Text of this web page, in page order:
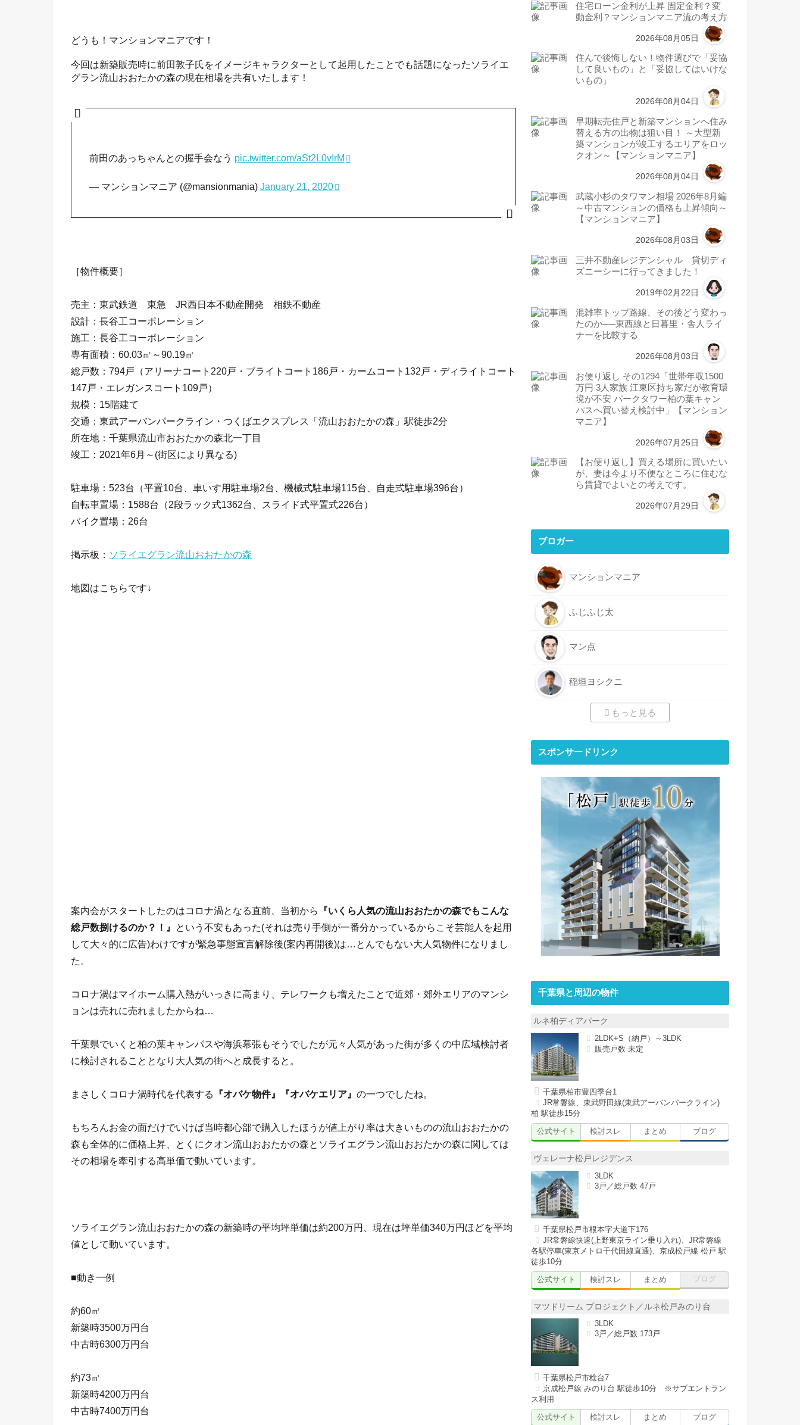
どうも！マンションマニアです！
今回は新築販売時に前田敦子氏をイメージキャラクターとして起用したことでも話題になったソライエ
グラン流山おおたかの森の現在相場を共有いたします！
前田のあっちゃんとの握手会なう pic.twitter.com/aSt2L0vIrM
— マンションマニア (@mansionmania) January 21, 2020
［物件概要］
売主：東武鉄道 東急 JR西日本不動産開発 相鉄不動産
設計：長谷工コーポレーション
施工：長谷工コーポレーション
専有面積：60.03㎡～90.19㎡
総戸数：794戸（アリーナコート220戸・ブライトコート186戸・カームコート132戸・ディライトコート
147戸・エレガンスコート109戸）
規模：15階建て
交通：東武アーバンパークライン・つくばエクスプレス「流山おおたかの森」駅徒歩2分
所在地：千葉県流山市おおたかの森北一丁目
竣工：2021年6月～(街区により異なる)
駐車場：523台（平置10台、車いす用駐車場2台、機械式駐車場115台、自走式駐車場396台）
自転車置場：1588台（2段ラック式1362台、スライド式平置式226台）
バイク置場：26台
掲示板： ソライエグラン流山おおたかの森
地図はこちらです↓
案内会がスタートしたのはコロナ渦となる直前、当初から
『いくら人気の流山おおたかの森でもこんな
総戸数捌けるのか？！』
という不安もあった(それは売り手側が一番分かっているからこそ芸能人を起用
して大々的に広告)わけですが緊急事態宣言解除後(案内再開後)は…とんでもない大人気物件になりまし
た。
コロナ渦はマイホーム購入熱がいっきに高まり、テレワークも増えたことで近郊・郊外エリアのマンシ
ョンは売れに売れましたからね…
千葉県でいくと柏の葉キャンパスや海浜幕張もそうでしたが元々人気があった街が多くの中広域検討者
に検討されることとなり大人気の街へと成長すると。
まさしくコロナ渦時代を代表する 『オバケ物件』『オバケエリア』 の一つでしたね。
もちろんお金の面だけでいけば当時都心部で購入したほうが値上がり率は大きいものの流山おおたかの
森も全体的に価格上昇、とくにクオン流山おおたかの森とソライエグラン流山おおたかの森に関しては
その相場を牽引する高単価で動いています。
ソライエグラン流山おおたかの森の新築時の平均坪単価は約200万円、現在は坪単価340万円ほどを平均
値として動いています。
■動き一例
約60㎡
新築時3500万円台
中古時6300万円台
約73㎡
新築時4200万円台
中古時7400万円台
住宅ローン金利が上昇 固定金利？変
動金利？マンションマニア流の考え方
2026年08月05日
住んで後悔しない！物件選びで「妥協
して良いもの」と「妥協してはいけな
いもの」
2026年08月04日
早期転売住戸と新築マンションへ住み
替える方の出物は狙い目！ ～大型新
築マンションが竣工するエリアをロッ
クオン～【マンションマニア】
2026年08月04日
武蔵小杉のタワマン相場 2026年8月編
～中古マンションの価格も上昇傾向～
【マンションマニア】
2026年08月03日
三井不動産レジデンシャル 貸切ディ
ズニーシーに行ってきました！
2019年02月22日
混雑率トップ路線、その後どう変わっ
たのか──東西線と日暮里・舎人ライ
ナーを比較する
2026年08月03日
お便り返し その1294「世帯年収1500
万円 3人家族 江東区持ち家だが教育環
境が不安 パークタワー柏の葉キャン
パスへ買い替え検討中」【マンション
マニア】
2026年07月25日
【お便り返し】買える場所に買いたい
が、妻は今より不便なところに住むな
ら賃貸でよいとの考えです。
2026年07月29日
ブロガー
マンションマニア
ふじふじ太
マン点
稲垣ヨシクニ
もっと見る
スポンサードリンク
千葉県と周辺の物件
ルネ柏ディアパーク
2LDK+S（納戸）～3LDK
販売戸数 未定
千葉県柏市豊四季台1
JR常磐線、東武野田線(東武アーバンパークライン)
柏 駅徒歩15分
公式サイト
検討スレ まとめ ブログ
ヴェレーナ松戸レジデンス
3LDK
3戸／総戸数 47戸
千葉県松戸市根本字大道下176
JR常磐線快速(上野東京ライン乗り入れ)、JR常磐線
各駅停車(東京メトロ千代田線直通)、京成松戸線 松戸 駅
徒歩10分
公式サイト
検討スレ まとめ ブログ
マツドリーム プロジェクト／ルネ松戸みのり台
3LDK
3戸／総戸数 173戸
千葉県松戸市稔台7
京成松戸線 みのり台 駅徒歩10分 ※サブエントラン
ス利用
公式サイト
検討スレ まとめ ブログ